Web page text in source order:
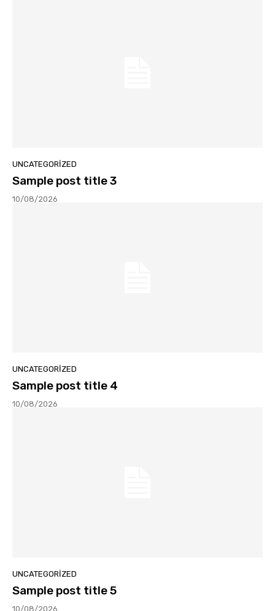
UNCATEGORIZED
Sample post title 3
10/08/2026
UNCATEGORIZED
Sample post title 4
10/08/2026
UNCATEGORIZED
Sample post title 5
10/08/2026